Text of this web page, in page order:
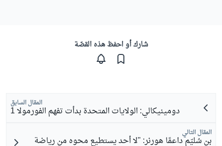
شارك أو احفظ هذه القصّة
المقال السابق
دومينيكالي: الولايات المتحدة بدأت تفهم الفورمولا 1
المقال التالي
بن سُليّم داعمًا هورنر: "لا أحد يستطيع محوه من رياضة